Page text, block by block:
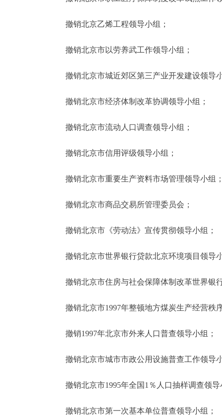
撤销北京乙烯工程领导小组；
撤销北京市以劳养武工作领导小组；
撤销北京市城近郊区第三产业开发建设领导
撤销北京市经济体制改革协调领导小组；
撤销北京市流动人口调查领导小组；
撤销北京市信用评级领导小组；
撤销北京市重要生产资料市场管理领导小组
撤销北京市商品交易所管理委员会；
撤销北京市《劳动法》宣传贯彻领导小组；
撤销北京市世界银行贷款北京环境项目领导
撤销北京市住房与社会保障体制改革世界银
撤销北京市1997年整顿地方煤炭生产经营秩
撤销1997年北京市外来人口普查领导小组；
撤销北京市城市市政公用设施普查工作领导
撤销北京市1995年全国1％人口抽样调查领导
撤销北京市第一次基本单位普查领导小组；